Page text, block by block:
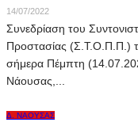
14/07/2022
Συνεδρίαση του
Προστασίας (Σ.Τ.Ο.Π.Π.)
σήμερα Πέμπτη
Νάουσας,...
Δ. ΝΆΟΥΣΑΣ